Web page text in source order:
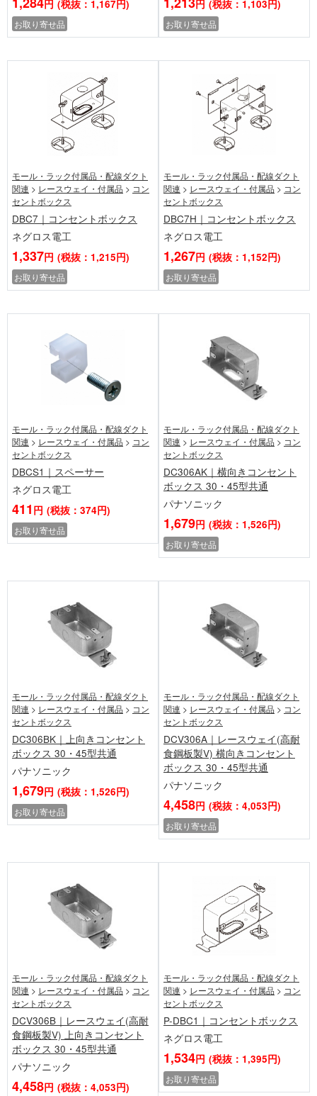
円 (税抜：1,167円)
お取り寄せ品
円 (税抜：1,103円)
お取り寄せ品
モール・ラック付属品・配線ダクト
関連 > レースウェイ・付属品 > コン
セントボックス
DBC7｜コンセントボックス
ネグロス電工
1,337円 (税抜：1,215円)
お取り寄せ品
モール・ラック付属品・配線ダクト
関連 > レースウェイ・付属品 > コン
セントボックス
DBC7H｜コンセントボックス
ネグロス電工
1,267円 (税抜：1,152円)
お取り寄せ品
モール・ラック付属品・配線ダクト
関連 > レースウェイ・付属品 > コン
セントボックス
DBCS1｜スペーサー
ネグロス電工
411 円 (税抜：374円)
お取り寄せ品
モール・ラック付属品・配線ダクト
関連 > レースウェイ・付属品 > コン
セントボックス
DC306AK｜横向きコンセント
ボックス 30・45型共通
パナソニック
1,679円 (税抜：1,526円)
お取り寄せ品
モール・ラック付属品・配線ダクト
関連 > レースウェイ・付属品 > コン
セントボックス
DC306BK｜上向きコンセント
ボックス 30・45型共通
パナソニック
1,679円 (税抜：1,526円)
お取り寄せ品
モール・ラック付属品・配線ダクト
関連 > レースウェイ・付属品 > コン
セントボックス
DCV306A｜レースウェイ(高耐
食鋼板製V) 横向きコンセント
ボックス 30・45型共通
パナソニック
4,458円 (税抜：4,053円)
お取り寄せ品
モール・ラック付属品・配線ダクト
関連 > レースウェイ・付属品 > コン
セントボックス
DCV306B｜レースウェイ(高耐
食鋼板製V) 上向きコンセント
ボックス 30・45型共通
パナソニック
4,458円 (税抜：4,053円)
モール・ラック付属品・配線ダクト
関連 > レースウェイ・付属品 > コン
セントボックス
P-DBC1｜コンセントボックス
ネグロス電工
1,534円 (税抜：1,395円)
お取り寄せ品